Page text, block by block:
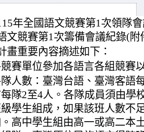
年全國語文競賽第1次領隊
文競賽第1次籌備會議紀錄(附
畫重要內容摘述如下：
賽單位參加各語言各組競賽
人數：臺灣台語、臺灣客語
隊2至4人。各隊成員須由學
學生組成，如果該班人數不
高中學生組由高一或高二本